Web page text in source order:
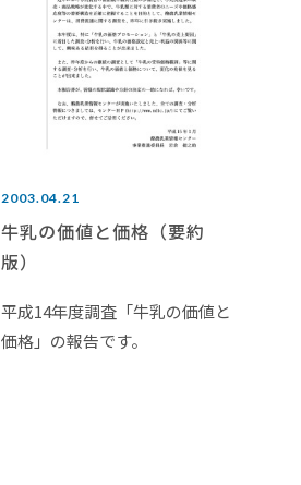
2003.04.21
牛乳の価値と価格（要約
版）
平成14年度調査「牛乳の価値と
価格」の報告です。